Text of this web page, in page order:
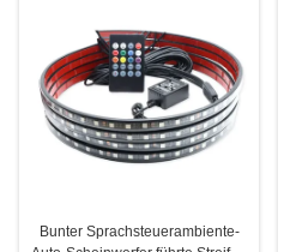
Bunter Sprachsteuerambiente-